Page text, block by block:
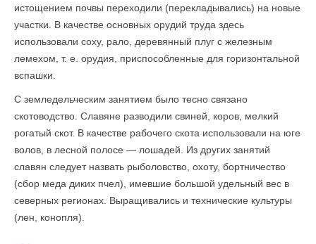
истощением почвы переходили (перекладывались) на новые
участки. В качестве основных орудий труда здесь
использовали соху, рало, деревянный плуг с железным
лемехом, т. е. орудия, приспособленные для горизонтальной
вспашки.
С земледельческим занятием было тесно связано
скотоводство. Славяне разводили свиней, коров, мелкий
рогатый скот. В качестве рабочего скота использовали на юге
волов, в лесной полосе — лошадей. Из других занятий
славян следует назвать рыболовство, охоту, бортничество
(сбор меда диких пчел), имевшие большой удельный вес в
северных регионах. Выращивались и технические культуры
(лен, конопля).